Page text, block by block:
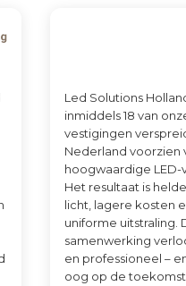
Led Solutions
inmiddels 18 van
vestigingen
Nederland voorzien
hoogwaardige LED-
Het resultaat is
licht, lagere kosten
uniforme uitstraling.
samenwerking
en professioneel –
oog op de